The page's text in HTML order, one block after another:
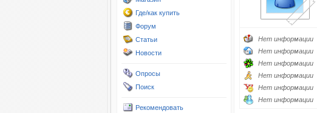
Где/как купить
Форум
Статьи
Новости
Опросы
Поиск
Рекомендовать
Нет информации
Нет информации
Нет информации
Нет информации
Нет информации
Нет информации